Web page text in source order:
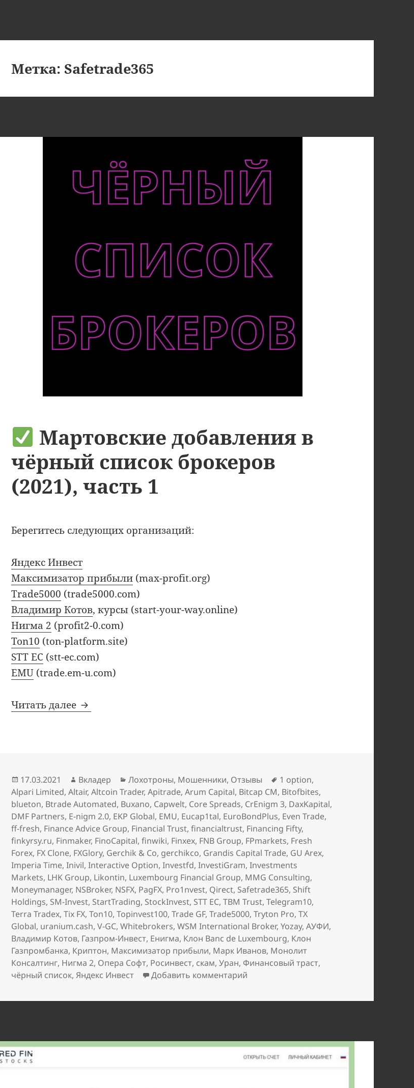
Метка:Safetrade365
Мартовские добавления в
чёрный список брокеров
(2021), часть 1
Берегитесь следующих организаций:
Яндекс Инвест
Максимизатор прибыли (max-profit.org)
Trade5000 (trade5000.com)
Владимир Котов, курсы (start-your-way.online)
Нигма 2 (profit2-0.com)
Ton10 (ton-platform.site)
STT EC (stt-ec.com)
EMU (trade.em-u.com)
Читать далее Мартовские добавления в чёрный список брокеров (2021), часть 1
Опубликовано
17.03.2021 Автор
Вкладер Рубрики
Лохотроны, Мошенники, Отзывы Метки
1 option,
Alpari Limited,Altair,Altcoin Trader,Apitrade,Arum Capital, Bitcap CM, Bitofbites,
blueton, Btrade Automated, Buxano, Capwelt, Core Spreads, CrEnigm 3, DaxKapital,
DMF Partners, E-nigm 2.0, EKP Global, EMU, Eucap1tal, EuroBondPlus, Even Trade,
ff-fresh, Finance Advice Group, Financial Trust,financialtrust, Financing Fifty,
finkyrsy.ru, Finmaker, FinoCapital,finwiki, Finxex, FNB Group, FPmarkets, Fresh
Forex, FX Clone, FXGlory, Gerchik & Co, gerchikco, Grandis Capital Trade, GU Arex,
Imperia Time,Inivil,Interactive Option,Investfd,InvestiGram,Investments
Markets, LHK Group, Likontin, Luxembourg Financial Group, MMG Consulting,
Moneymanager, NSBroker, NSFX, PagFX, Pro1nvest, Qirect, Safetrade365, Shift
Holdings, SM-Invest, StartTrading, StockInvest, STT EC,TBM Trust,Telegram10,
Terra Tradex,Tix FX,Ton10,Topinvest100,Trade GF,Trade5000,Tryton Pro,TX
Global, uranium.cash,V-GC,Whitebrokers,WSM International Broker,Yozay,АУФИ,
Владимир Котов, Газпром-Инвест, Енигма, Клон Banc de Luxembourg, Клон
Газпромбанка, Криптон, Максимизатор прибыли, Марк Иванов, Монолит
Консалтинг, Нигма 2, Опера Софт, Росинвест, скам,Уран, Финансовый траст,
чёрный список,Яндекс Инвест Добавить комментарий